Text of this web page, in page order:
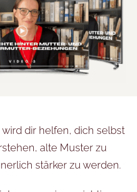
dir helfen, dich selbst
alte Muster zu
stärker zu werden.